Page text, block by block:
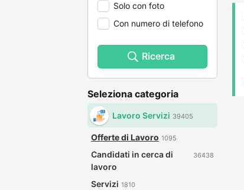
Solo con foto
Con numero di telefono
Ricerca
Seleziona categoria
Lavoro Servizi 39405
Offerte di Lavoro 1095
Candidati in cerca di
lavoro
36438
Servizi 1810